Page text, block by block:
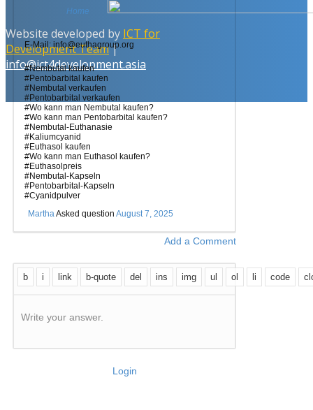
Home
E-Mail: info@euthagroup.org
#Nembutal kaufen
#Pentobarbital kaufen
#Nembutal verkaufen
#Pentobarbital verkaufen
#Wo kann man Nembutal kaufen?
#Wo kann man Pentobarbital kaufen?
#Nembutal-Euthanasie
#Kaliumcyanid
#Euthasol kaufen
#Wo kann man Euthasol kaufen?
#Euthasolpreis
#Nembutal-Kapseln
#Pentobarbital-Kapseln
#Cyanidpulver
MarthaAsked question August 7, 2025
Add a Comment
Write your answer.
Login
Website developed by ICT for
Development Team|
info@ict4development.asia